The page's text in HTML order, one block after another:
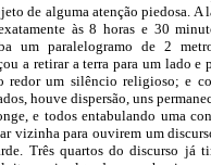
de alguma atenção piedosa. A
às 8 horas e 30
um paralelogramo de 2
a retirar a terra para um lado e
redor um silêncio religioso; e
houve dispersão, uns
e todos entabulando uma
vizinha para ouvirem um
Três quartos do discurso já